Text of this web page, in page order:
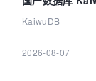
技术路径
KaiwuDB
2026-08-07